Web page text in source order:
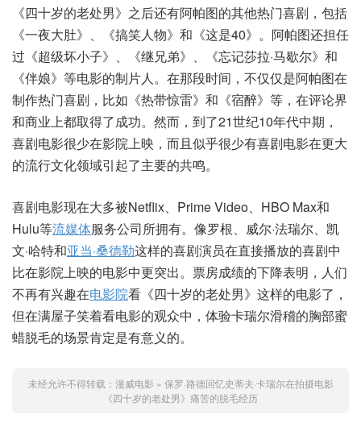
《四十岁的老处男》之后还有阿帕图的其他热门喜剧，包括
《一夜大肚》、《搞笑人物》和《这是40》。阿帕图还担任
过《超级坏小子》、《继兄弟》、《忘记莎拉·马歇尔》和
《伴娘》等电影的制片人。在那段时间，不仅仅是阿帕图在
制作热门喜剧，比如《热带惊雷》和《宿醉》等，在评论界
和商业上都取得了成功。然而，到了21世纪10年代中期，
喜剧电影很少在影院上映，而且似乎很少有喜剧电影在更大
的流行文化领域引起了主要的共鸣。
喜剧电影现在大多被Netflix、Prime Video、HBO Max和
Hulu等流媒体服务公司所拥有。像罗根、威尔·法瑞尔、凯
文·哈特和亚当·桑德勒这样的喜剧演员在直接播放的喜剧中
比在影院上映的电影中更突出。票房成绩的下降表明，人们
不再有兴趣在电影院看《四十岁的老处男》这样的电影了，
但在满屋子笑着看电影的观众中，体验卡瑞尔滑稽的胸部蜜
蜡脱毛的场景肯定是有意义的。
未经允许不得转载： 漫威电影 » 保罗·路德回忆史蒂夫·卡瑞尔在拍摄电影
《四十岁的老处男》痛苦的脱毛经历